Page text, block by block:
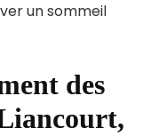
un sommeil
des